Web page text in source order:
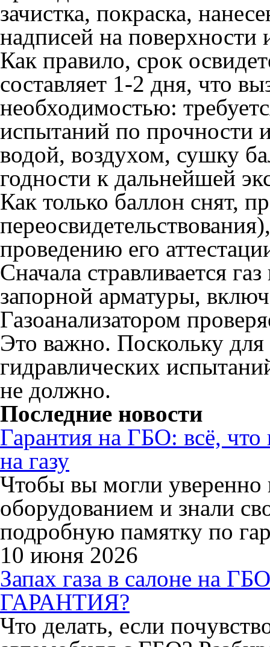
зачистка, покраска,
надписей на поверхности
Как правило, срок
составляет 1-2 дня, что
необходимостью:
испытаний по прочности
водой, воздухом, сушку
годности к дальнейшей
Как только баллон снят,
проведению его
Сначала стравливается
запорной арматуры,
Газоанализатором
Это важно. Поскольку
гидравлических
не должно.
Последние новости
Гарантия на ГБО: всё, что
на газу
Чтобы вы могли уверенно
оборудованием и знали
подробную памятку по
10 июня 2026
Запах газа в салоне
ГАРАНТИЯ?
Что делать, если